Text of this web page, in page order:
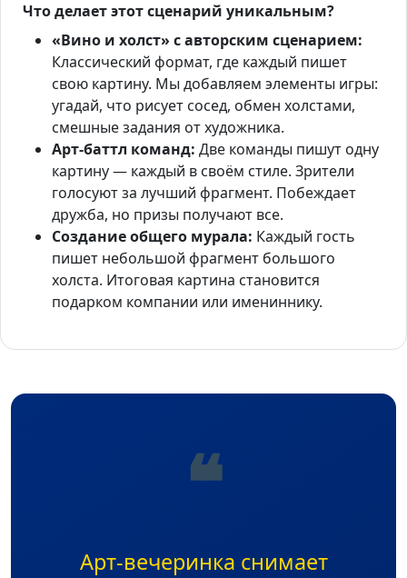
Что делает этот сценарий уникальным?
«Вино и холст» с авторским сценарием:
Классический формат, где каждый пишет
свою картину. Мы добавляем элементы игры:
угадай, что рисует сосед, обмен холстами,
смешные задания от художника.
Арт-баттл команд: Две команды пишут одну
картину — каждый в своём стиле. Зрители
голосуют за лучший фрагмент. Побеждает
дружба, но призы получают все.
Создание общего мурала: Каждый гость
пишет небольшой фрагмент большого
холста. Итоговая картина становится
подарком компании или имениннику.
❝
Арт-вечеринка снимает